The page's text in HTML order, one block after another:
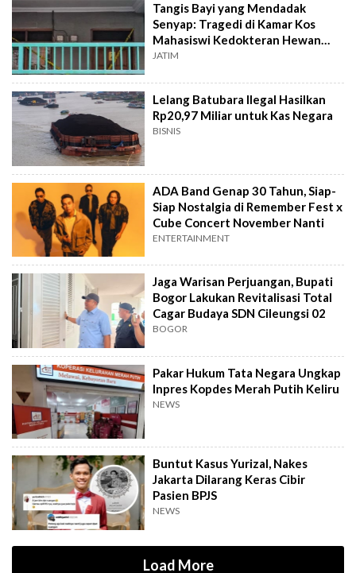
Tangis Bayi yang Mendadak
Senyap: Tragedi di Kamar Kos
Mahasiswi Kedokteran Hewan
Surabaya
JATIM
Lelang Batubara Ilegal Hasilkan
Rp20,97 Miliar untuk Kas Negara
BISNIS
ADA Band Genap 30 Tahun, Siap-
Siap Nostalgia di Remember Fest x
Cube Concert November Nanti
ENTERTAINMENT
Jaga Warisan Perjuangan, Bupati
Bogor Lakukan Revitalisasi Total
Cagar Budaya SDN Cileungsi 02
BOGOR
Pakar Hukum Tata Negara Ungkap
Inpres Kopdes Merah Putih Keliru
NEWS
Buntut Kasus Yurizal, Nakes
Jakarta Dilarang Keras Cibir
Pasien BPJS
NEWS
Load More